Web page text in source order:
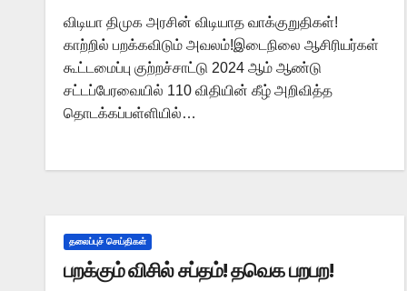
விடியா திமுக அரசின் விடியாத வாக்குறுதிகள்!
காற்றில் பறக்கவிடும் அவலம்!இடைநிலை ஆசிரியர்கள்
கூட்டமைப்பு குற்றச்சாட்டு 2024 ஆம் ஆண்டு
சட்டப்பேரவையில் 110 விதியின் கீழ் அறிவித்த
தொடக்கப்பள்ளியில்…
தலைப்புச் செய்திகள்
பறக்கும் விசில் சப்தம்! தவெக பறபற!